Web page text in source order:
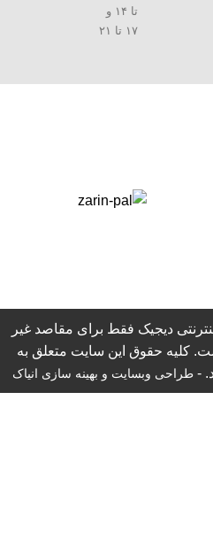
تا ۱۴ و
۱۷ تا ۲۱
دیجیک فقط برای مقاصد غیر
کلیه حقوق این سایت متعلق به
- طراحی وبسایت و بهینه سازی انیاک